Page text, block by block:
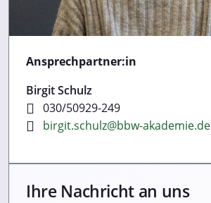
Ansprechpartner:in
Birgit Schulz
030/50929-249
birgit.schulz@bbw-akademie.de
Ihre Nachricht an uns